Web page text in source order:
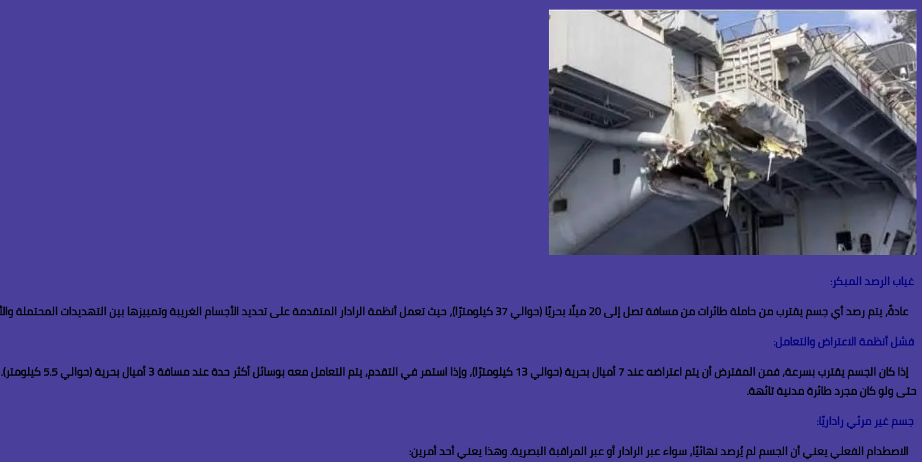
غياب الرصد المبكر:
عادةً، يتم رصد أي جسم يقترب من حاملة طائرات من مسافة تصل إلى 20 ميلًا بحريًا (حوالي 37 كيلومترًا)، حيث تعمل أنظمة الرادار المتقدمة على تحديد الأجسام الغريبة وتمييزها بين التهديدات المحتملة والأهداف غير العدائية
فشل أنظمة الاعتراض والتعامل:
إذا كان الجسم يقترب
حتى ولو كان مجرد طائرة مدنية تائهة.
جسم غير مرئي راداريًا:
الاصطدام الفعلي يعني أن الجسم لم يُرصد نهائيًا، سواء عبر الرادار أو عبر المراقبة البصرية. وهذا يعني أحد أمرين: